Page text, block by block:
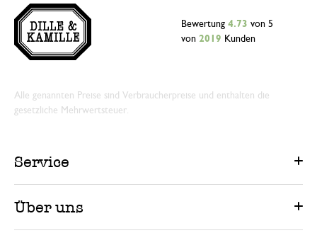
Bewertung 4.73 von 5
von 2019 Kunden
Alle genannten Preise sind Verbraucherpreise und enthalten die
gesetzliche Mehrwertsteuer.
Service
Über uns